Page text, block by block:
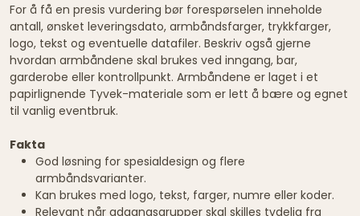
For å få en presis vurdering bør forespørselen inneholde
antall, ønsket leveringsdato, armbåndsfarger, trykkfarger,
logo, tekst og eventuelle datafiler. Beskriv også gjerne
hvordan armbåndene skal brukes ved inngang, bar,
garderobe eller kontrollpunkt. Armbåndene er laget i et
papirlignende Tyvek-materiale som er lett å bære og egnet
til vanlig eventbruk.
Fakta
God løsning for spesialdesign og flere
armbåndsvarianter.
Kan brukes med logo, tekst, farger, numre eller koder.
Relevant når adgangsgrupper skal skilles tydelig fra